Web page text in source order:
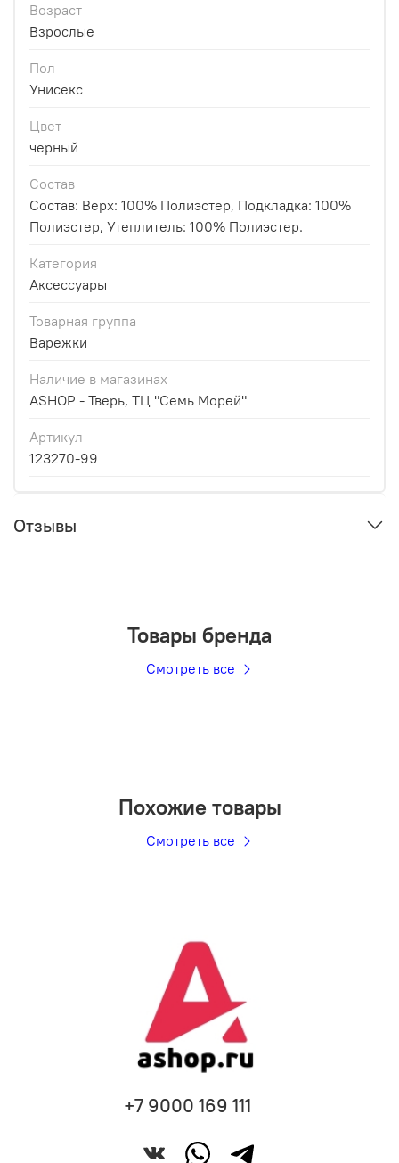
Возраст
Взрослые
Пол
Унисекс
Цвет
черный
Состав
Состав: Верх: 100% Полиэстер, Подкладка: 100%
Полиэстер, Утеплитель: 100% Полиэстер.
Категория
Аксессуары
Товарная группа
Варежки
Наличие в магазинах
ASHOP - Тверь, ТЦ "Семь Морей"
Артикул
123270-99
Отзывы
Товары бренда
Смотреть все
Похожие товары
Смотреть все
+7 9000 169 111